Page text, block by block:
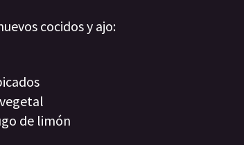
cocidos y ajo:
de limón